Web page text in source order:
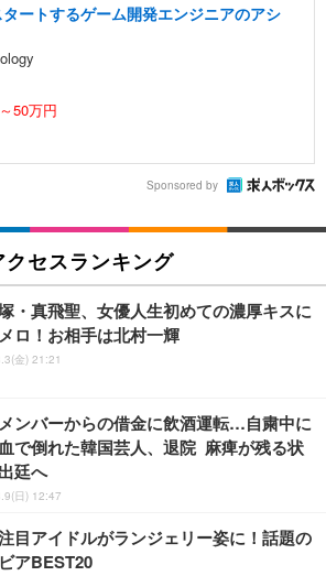
ートするゲーム開発エンジニアのアシ
50万円
Sponsored by
クセスランキング
・真飛聖、女優人生初めての濃厚キスに
ロ！お相手は北村一輝
金) 21:21
ンバーからの借金に飲酒運転…自粛中に
で倒れた韓国芸人、退院 麻痺が残る状
廷へ
日) 12:47
目アイドルがランジェリー姿に！話題の
アBEST20